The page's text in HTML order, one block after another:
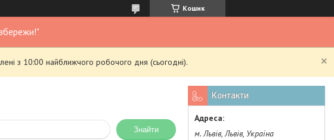
Кошик
з 10:00 найближчого робочого дня (сьогодні).
Знайти
Контакти
м. Львів, Львів, Україна